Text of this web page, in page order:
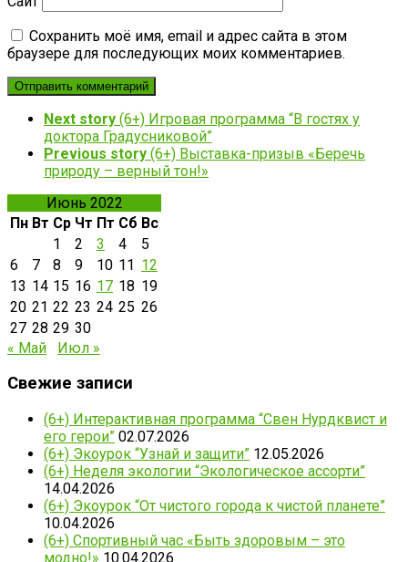
Сохранить моё имя, email и адрес сайта в этом
браузере для последующих моих комментариев.
Next story (6+) Игровая программа “В гостях у
доктора Градусниковой”
Previous story (6+) Выставка-призыв «Беречь
природу – верный тон!»
Июнь 2022
Пн Вт Ср Чт Пт Сб Вс
1
2 3 4
5
6
7 8 9 10 11 12
13 14 15 16 17 18 19
20 21 22 23 24 25 26
27 28 29 30
« Май
Июл »
Свежие записи
(6+) Интерактивная программа “Свен Нурдквист и
его герои” 02.07.2026
(6+) Экоурок “Узнай и защити” 12.05.2026
(6+) Неделя экологии “Экологическое ассорти”
14.04.2026
(6+) Экоурок “От чистого города к чистой планете”
10.04.2026
(6+) Спортивный час «Быть здоровым – это
модно!» 10.04.2026